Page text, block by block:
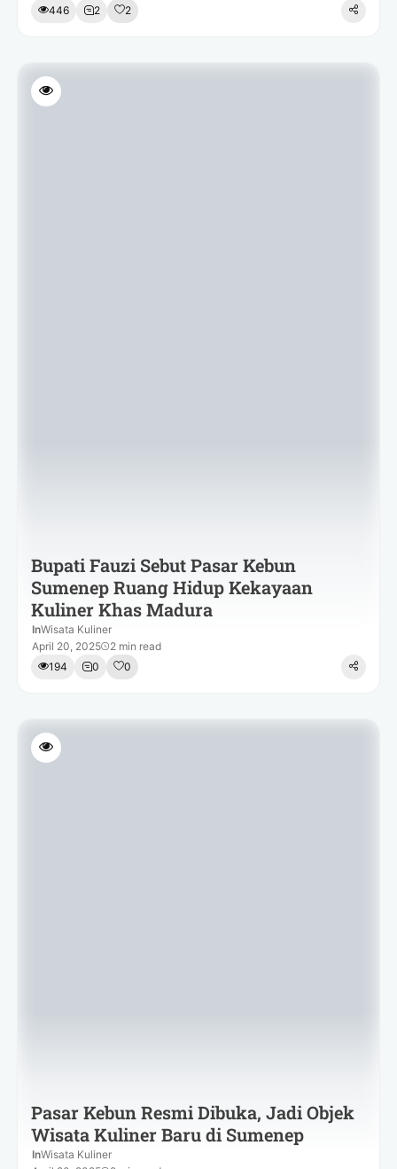
446
2 2
Bupati Fauzi Sebut Pasar Kebun
Sumenep Ruang Hidup Kekayaan
Kuliner Khas Madura
InWisata Kuliner
April 20, 2025
2 min read
194
0 0
Pasar Kebun Resmi Dibuka, Jadi Objek
Wisata Kuliner Baru di Sumenep
InWisata Kuliner